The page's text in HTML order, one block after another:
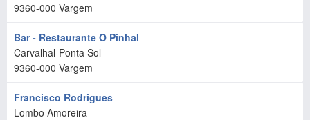
9360-000 Vargem
Bar - Restaurante O Pinhal
Carvalhal-Ponta Sol
9360-000 Vargem
Francisco Rodrigues
Lombo Amoreira